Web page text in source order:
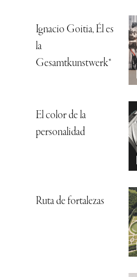
Ignacio Goitia, Él es
la
Gesamtkunstwerk*
El color de la
personalidad
Ruta de fortalezas